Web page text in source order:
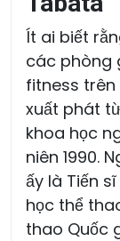
Ít ai biết
các phòng
fitness trên
xuất phát
khoa học
niên 1990.
ấy là Tiến
học thể
thao Quốc